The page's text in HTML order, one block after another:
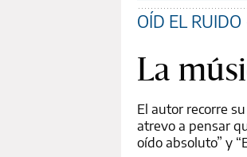
OÍD EL RUIDO
La
El autor recorre
atrevo a pensar
oído absoluto” y